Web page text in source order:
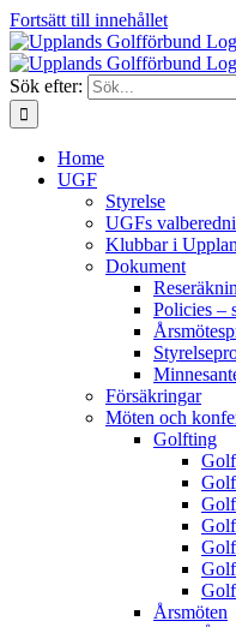
Fortsätt till innehållet
Sök efter:
Home
UGF
Styrelse
UGFs
Klubbar i
Dokument
Policies –
Försäkringar
Möten och
Golfting
Årsmöten